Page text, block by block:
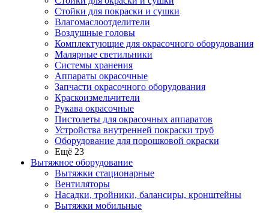
Стойки для покраски и сушки
Влагомаслоотделители
Воздушные головы
Комплектующие для окрасочного оборудования
Малярные светильники
Системы хранения
Аппараты окрасочные
Запчасти окрасочного оборудования
Краскоизмельчители
Рукава окрасочные
Пистолеты для окрасочных аппаратов
Устройства внутренней покраски труб
Оборудование для порошковой окраски
Ещё 23
Вытяжное оборудование
Вытяжки стационарные
Вентиляторы
Насадки, тройники, балансиры, кронштейны
Вытяжки мобильные